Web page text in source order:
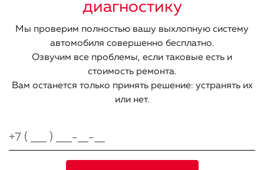
диагностику
Мы проверим полностью вашу выхлопную систему
автомобиля совершенно бесплатно.
Озвучим все проблемы, если таковые есть и
стоимость ремонта.
Вам останется только принять решение: устранять их
или нет.